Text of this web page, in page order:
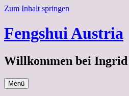
Zum Inhalt springen
Fengshui Austria
Willkommen bei
Menü